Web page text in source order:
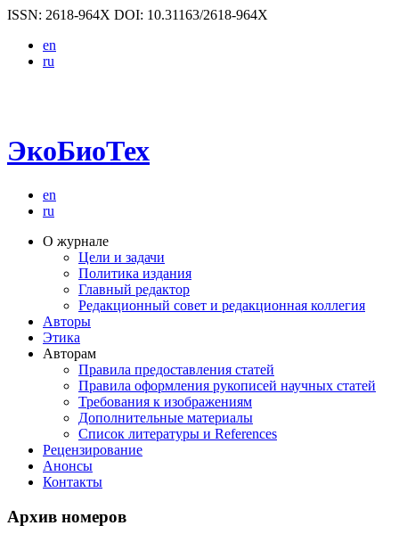
ISSN: 2618-964X DOI: 10.31163/2618-964X
en
ru
ЭкоБиоТех
en
ru
О журнале
Цели и задачи
Политика издания
Главный редактор
Редакционный совет и редакционная коллегия
Авторы
Этика
Авторам
Правила предоставления статей
Правила оформления рукописей научных статей
Требования к изображениям
Дополнительные материалы
Список литературы и References
Рецензирование
Анонсы
Контакты
Архив номеров